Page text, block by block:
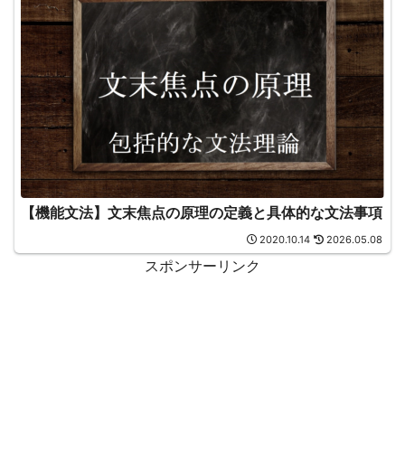
【機能文法】文末焦点の原理の定義と具体的な文法事項
2020.10.14 2026.05.08
スポンサーリンク